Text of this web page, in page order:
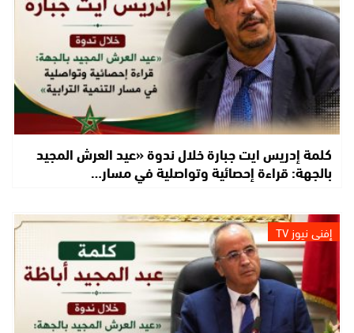
كلمة إدريس ايت جبارة خلال ندوة «عيد العرش المجيد
بالجهة: قراءة إحصائية وتواصلية في مسار…
إفني نيوز TV